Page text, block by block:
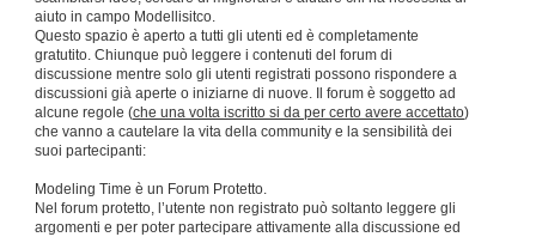
aiuto in campo Modellisitco.
Questo spazio è aperto a tutti gli utenti ed è completamente
gratutito. Chiunque può leggere i contenuti del forum di
discussione mentre solo gli utenti registrati possono rispondere a
discussioni già aperte o iniziarne di nuove. Il forum è soggetto ad
alcune regole (che una volta iscritto si da per certo avere accettato)
che vanno a cautelare la vita della community e la sensibilità dei
suoi partecipanti:
Modeling Time è un Forum Protetto.
Nel forum protetto, l’utente non registrato può soltanto leggere gli
argomenti e per poter partecipare attivamente alla discussione ed